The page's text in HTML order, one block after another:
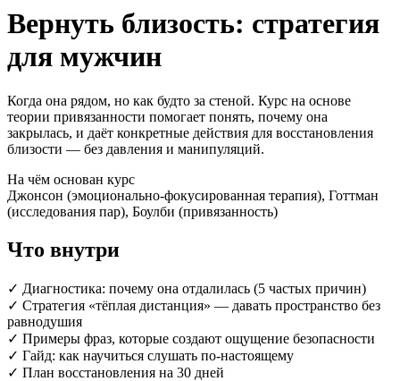
Вернуть близость: стратегия
для мужчин
Когда она рядом, но как будто за стеной. Курс на основе
теории привязанности помогает понять, почему она
закрылась, и даёт конкретные действия для восстановления
близости — без давления и манипуляций.
На чём основан курс
Джонсон (эмоционально-фокусированная терапия), Готтман
(исследования пар), Боулби (привязанность)
Что внутри
✓ Диагностика: почему она отдалилась (5 частых причин)
✓ Стратегия «тёплая дистанция» — давать пространство без
равнодушия
✓ Примеры фраз, которые создают ощущение безопасности
✓ Гайд: как научиться слушать по-настоящему
✓ План восстановления на 30 дней